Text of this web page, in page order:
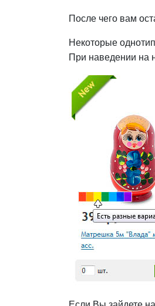
После чего вам
Некоторые
При наведении на